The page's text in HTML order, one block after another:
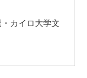
カイロ大学文